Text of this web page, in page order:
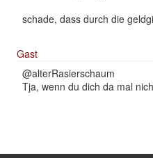
schade, dass durch die
Gast
@alterRasierschaum
Tja, wenn du dich da mal